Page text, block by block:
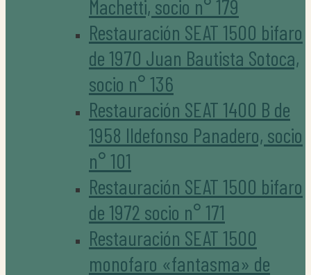
Machetti, socio n° 179
Restauración SEAT 1500 bifaro
de 1970 Juan Bautista Sotoca,
socio n° 136
Restauración SEAT 1400 B de
1958 Ildefonso Panadero, socio
n° 101
Restauración SEAT 1500 bifaro
de 1972 socio n° 171
Restauración SEAT 1500
monofaro «fantasma» de